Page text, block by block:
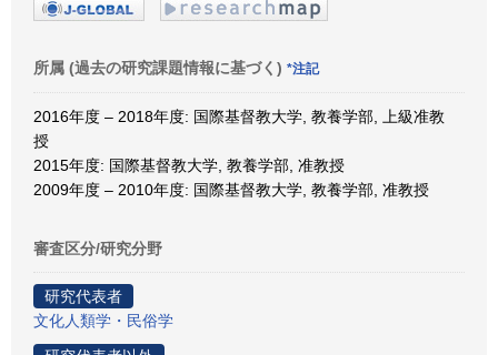
所属 (過去の研究課題情報に基づく) *注記
2016年度 – 2018年度: 国際基督教大学, 教養学部, 上級准教
授
2015年度: 国際基督教大学, 教養学部, 准教授
2009年度 – 2010年度: 国際基督教大学, 教養学部, 准教授
審査区分/研究分野
研究代表者
文化人類学・民俗学